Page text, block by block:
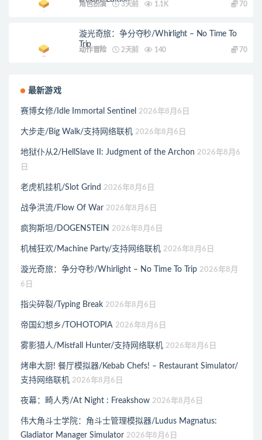
角色扮演 3天前 1.1K 70
漩光奇旅：争分夺秒/Whirlight – No Time To
Trip
动作冒险 2天前 140 70
最新游戏
赛博女修/Idle Immortal Sentinel 2026年8月6日
大步走/Big Walk/支持网络联机 2026年8月6日
地狱仆从2/HellSlave II: Judgment of the Archon 2026年8月6
日
老虎机挂机/Slot Grind 2026年8月6日
战争洪流/Flow Of War 2026年8月6日
疯狗斯坦/DOGENSTEIN 2026年8月6日
机械狂欢/Machine Party/支持网络联机 2026年8月6日
漩光奇旅：争分夺秒/Whirlight – No Time To Trip 2026年8月
6日
指尖碎裂/Typing Break 2026年8月6日
帝国幻想乡/TOHOTOPIA 2026年8月6日
雾影猎人/Mistfall Hunter/支持网络联机 2026年8月6日
烤串大厨! 餐厅模拟器/Kebab Chefs! – Restaurant Simulator/
支持网络联机 2026年8月6日
夜幕：畸人秀/At Night : Freakshow 2026年8月6日
伟大角斗士学院：角斗士管理模拟器/Ludus Magnatus:
Gladiator Manager Simulator 2026年8月6日